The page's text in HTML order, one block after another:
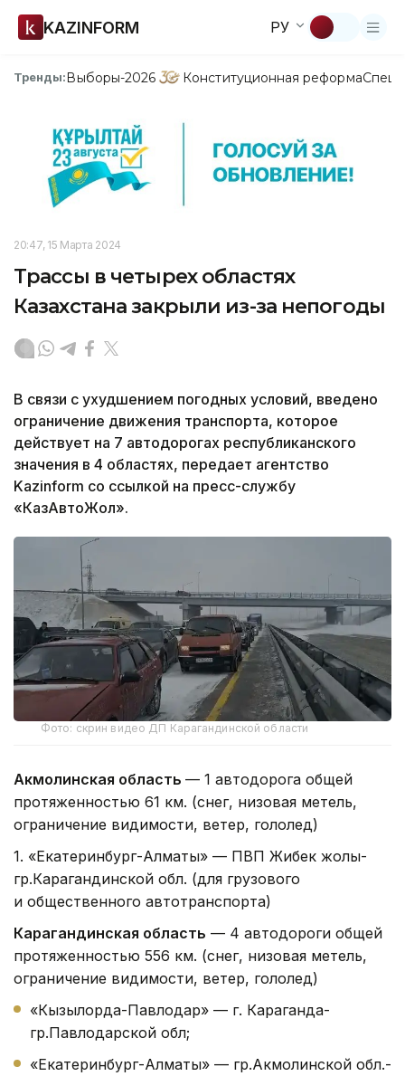
KAZINFORM РУ
Тренды:Выборы-2026 Конституционная реформа
20:47, 15 Марта 2024
Трассы в четырех областях
Казахстана закрыли из-за непогоды
В связи с ухудшением погодных условий, введено
ограничение движения транспорта, которое
действует на 7 автодорогах республиканского
значения в 4 областях, передает агентство
Kazinform со ссылкой на пресс-службу
«КазАвтоЖол».
Фото: скрин видео ДП Карагандинской области
Акмолинская область — 1 автодорога общей
протяженностью 61 км. (снег, низовая метель,
ограничение видимости, ветер, гололед)
1. «Екатеринбург-Алматы» — ПВП Жибек жолы-
гр.Карагандинской обл. (для грузового
и общественного автотранспорта)
Карагандинская область — 4 автодороги общей
протяженностью 556 км. (снег, низовая метель,
ограничение видимости, ветер, гололед)
«Кызылорда-Павлодар» — г. Караганда-
гр.Павлодарской обл;
«Екатеринбург-Алматы» — гр.Акмолинской обл.-